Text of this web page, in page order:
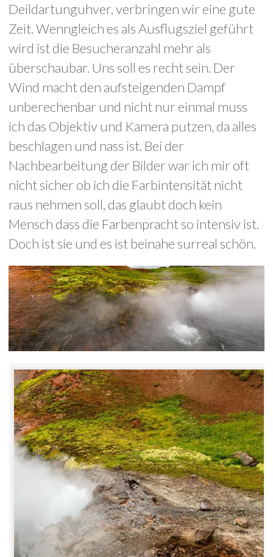
Deildartunguhver, verbringen wir eine gute
Zeit. Wenngleich es als Ausflugsziel geführt
wird ist die Besucheranzahl mehr als
überschaubar. Uns soll es recht sein. Der
Wind macht den aufsteigenden Dampf
unberechenbar und nicht nur einmal muss
ich das Objektiv und Kamera putzen, da alles
beschlagen und nass ist. Bei der
Nachbearbeitung der Bilder war ich mir oft
nicht sicher ob ich die Farbintensität nicht
raus nehmen soll, das glaubt doch kein
Mensch dass die Farbenpracht so intensiv ist.
Doch ist sie und es ist beinahe surreal schön.